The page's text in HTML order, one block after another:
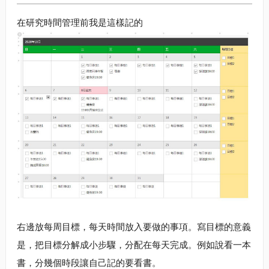
在研究時間管理前我是這樣記的
右邊放每周目標，每天時間放入要做的事項。寫目標的意義
是，把目標分解成小步驟，分配在每天完成。例如說看一本
書，分幾個時段讓自己記的要看書。